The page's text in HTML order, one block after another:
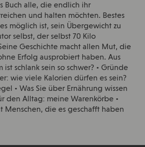
Buch alle, die endlich ihr
und halten möchten. Bestes
möglich ist, sein Übergewicht zu
selbst, der selbst 70 Kilo
Geschichte macht allen Mut, die
Erfolg ausprobiert haben. Aus
ist schlank sein so schwer? • Gründe
wie viele Kalorien dürfen es sein?
• Was Sie über Ernährung wissen
den Alltag: meine Warenkörbe •
Menschen, die es geschafft haben